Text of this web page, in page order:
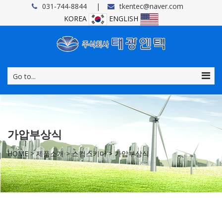
031-744-8844
tkentec@naver.com
KOREA
ENGLISH
Go to...
가압부상식
HOME>제품소개>스컴스키머>가압부상식